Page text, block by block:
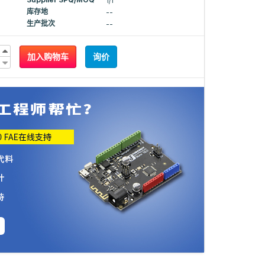
库存地
--
生产批次
--
加入购物车 询价